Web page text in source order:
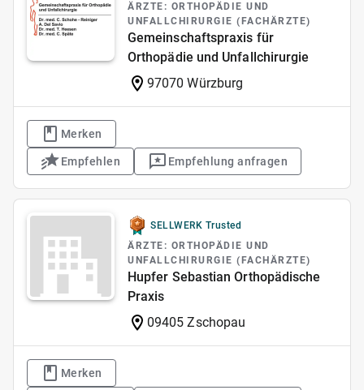
ÄRZTE: ORTHOPÄDIE UND
UNFALLCHIRURGIE (FACHÄRZTE)
Gemeinschaftspraxis für
Orthopädie und Unfallchirurgie
97070 Würzburg
Merken
Empfehlen Empfehlung anfragen
SELLWERK Trusted
ÄRZTE: ORTHOPÄDIE UND
UNFALLCHIRURGIE (FACHÄRZTE)
Hupfer Sebastian Orthopädische
Praxis
09405 Zschopau
Merken